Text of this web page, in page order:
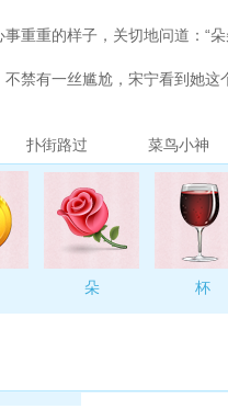
重重的样子，关切地问道：“朵
禁有一丝尴尬，宋宁看到她这
是我不知道该不该去认她。所
地说了一下。顺带着也说到了尹
，我不会像你这样固执，更不
扑街路过 菜鸟小神
朵 杯